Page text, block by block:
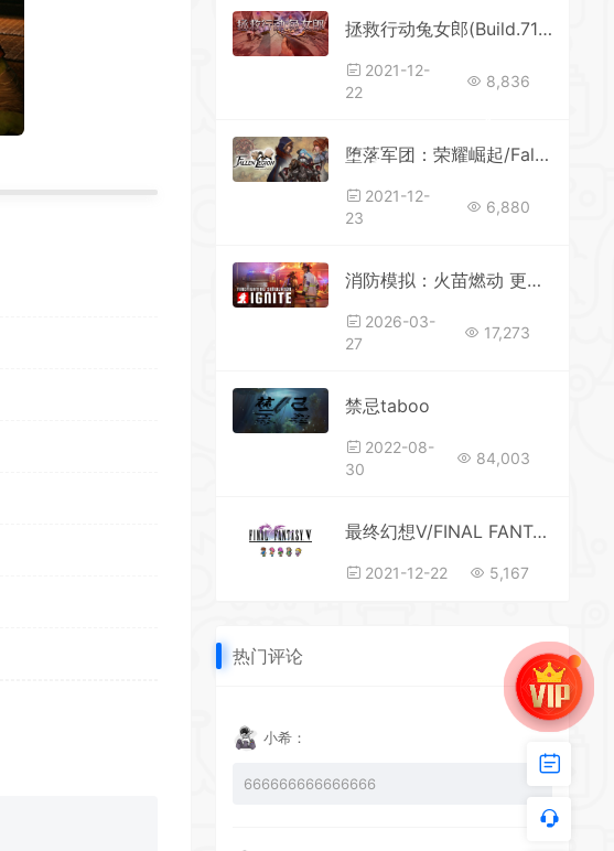
拯救行动兔女郎(Build.7119108+DLC）
2021-12-
22
8,836
堕落军团：荣耀崛起/Fallen Legion()
2021-12-
23
6,880
消防模拟：火苗燃动 更新v1.0030.30487.93361—更新DLC
2026-03-
27
17,273
禁忌taboo
2022-08-
30
84,003
最终幻想V/FINAL FANTASY V（豪华像素复刻重制版+特典-原声带+特制壁纸）
2021-12-22 5,167
热门评论
小希：
666666666666666
*
*
*